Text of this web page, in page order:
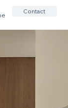
Contact